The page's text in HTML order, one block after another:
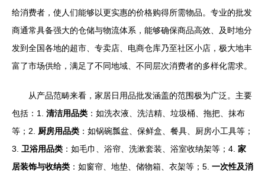
给消费者，使人们能够以更实惠的价格购得所需物品。专业的批发
商通常具备强大的仓储与物流体系，能够确保商品高效、及时地分
发到全国各地的超市、专卖店、电商仓库乃至社区小店，极大地丰
富了市场供给，满足了不同地域、不同层次消费者的多样化需求。
从产品范畴来看，家居日用品批发涵盖的范围极为广泛。主要
包括：1. 清洁用品类 ：如洗衣液、洗洁精、垃圾桶、拖把、抹布
等；2. 厨房用品类 ：如锅碗瓢盆、保鲜盒、餐具、厨房小工具等；
3. 卫浴用品类 ：如毛巾、浴帘、洗漱套装、浴室收纳架等；4. 家
居装饰与收纳类 ：如窗帘、地垫、储物箱、衣架等；5. 一次性及消